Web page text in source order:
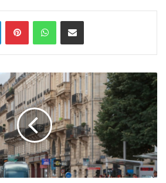
LinkedinPinterestWhatsAppPartager par email